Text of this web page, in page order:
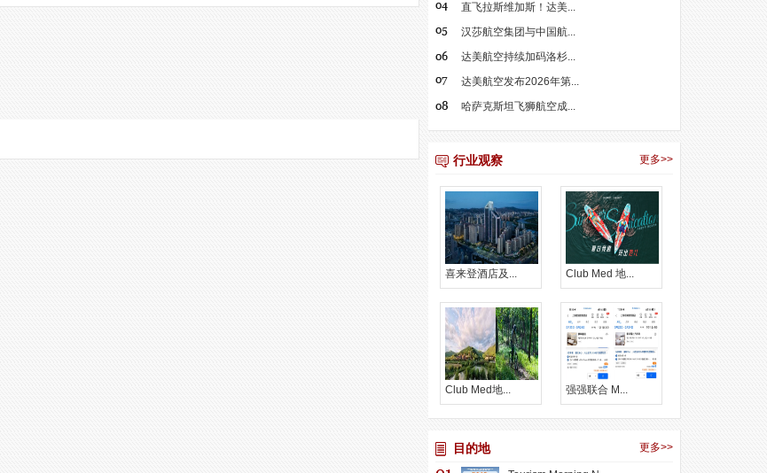
直飞拉斯维加斯！达美...
汉莎航空集团与中国航...
达美航空持续加码洛杉...
达美航空发布2026年第...
哈萨克斯坦飞狮航空成...
更多>>
行业观察
喜来登酒店及... Club Med 地...
Club Med地... 强强联合 M...
更多>>
目的地